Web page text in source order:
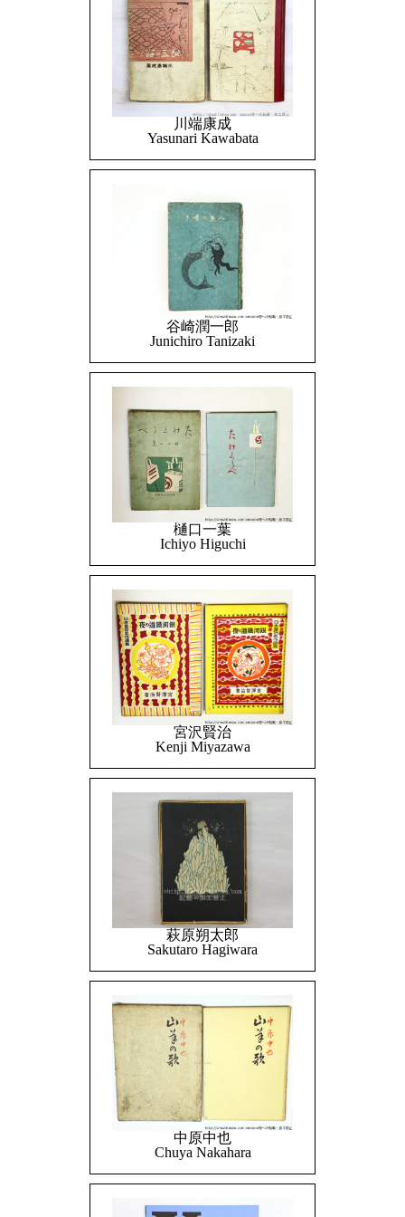
川端康成
Yasunari Kawabata
谷崎潤一郎
Junichiro Tanizaki
樋口一葉
Ichiyo Higuchi
宮沢賢治
Kenji Miyazawa
萩原朔太郎
Sakutaro Hagiwara
中原中也
Chuya Nakahara